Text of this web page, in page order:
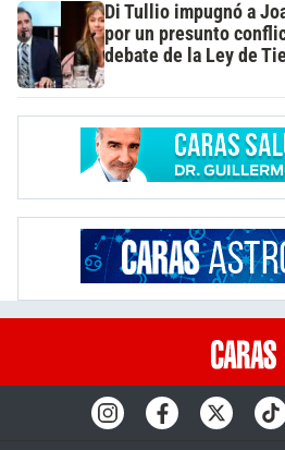
Di Tullio impugnó a
por un presunto
debate de la Ley de